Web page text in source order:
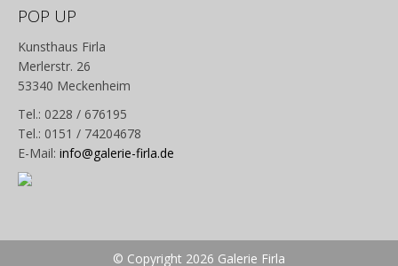
POP UP
Kunsthaus Firla
Merlerstr. 26
53340 Meckenheim
Tel.: 0228 / 676195
Tel.: 0151 / 74204678
E-Mail: info@galerie-firla.de
© Copyright 2026 Galerie Firla